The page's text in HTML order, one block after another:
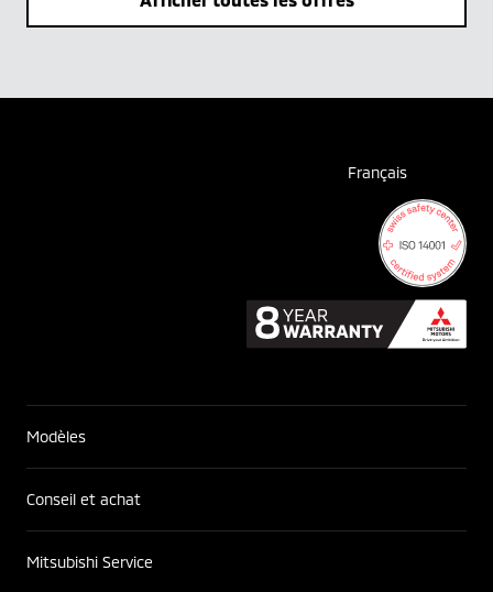
Français
Modèles
Conseil et achat
Mitsubishi Service